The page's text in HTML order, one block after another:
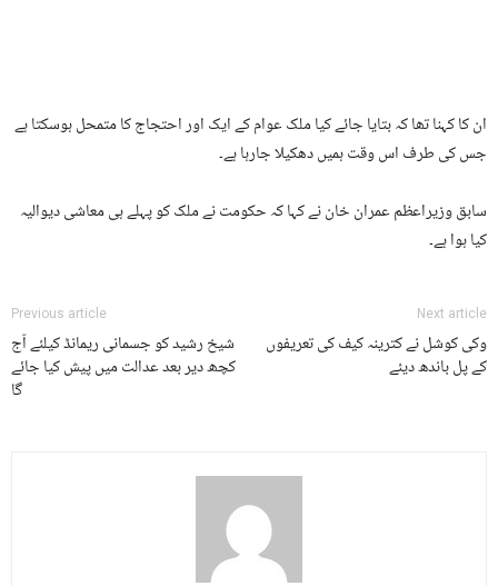
ان کا کہنا تھا کہ بتایا جائے کیا ملک عوام کے ایک اور احتجاج کا متمحل ہوسکتا ہے
جس کی طرف اس وقت ہمیں دھکیلا جارہا ہے۔
سابق وزیراعظم عمران خان نے کہا کہ حکومت نے ملک کو پہلے ہی معاشی دیوالیہ
کیا ہوا ہے۔
Previous article
شیخ رشید کو جسمانی ریمانڈ کیلئے آج
کچھ دیر بعد عدالت میں پیش کیا جائے
گا
Next article
وکی کوشل نے کترینہ کیف کی تعریفوں
کے پل باندھ دیئے